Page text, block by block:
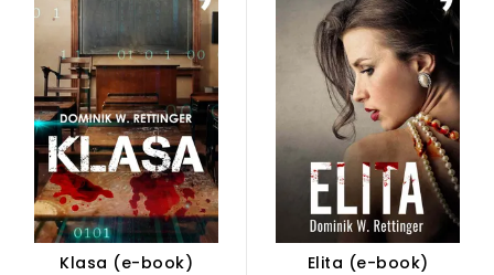
Klasa (e-book) Elita (e-book)